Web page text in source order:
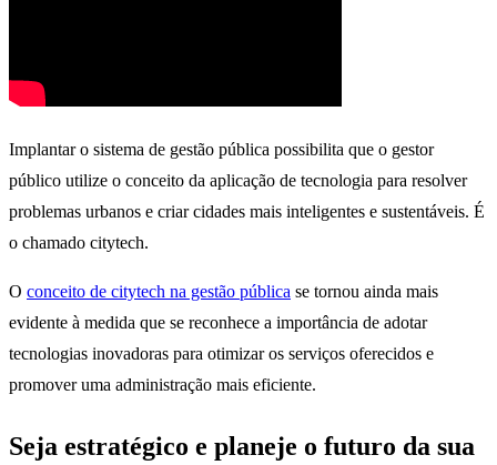
Implantar o sistema de gestão pública possibilita que o gestor
público utilize o conceito da aplicação de tecnologia para resolver
problemas urbanos e criar cidades mais inteligentes e sustentáveis. É
o chamado citytech.
O conceito de citytech na gestão pública se tornou ainda mais
evidente à medida que se reconhece a importância de adotar
tecnologias inovadoras para otimizar os serviços oferecidos e
promover uma administração mais eficiente.
Seja estratégico e planeje o futuro da sua